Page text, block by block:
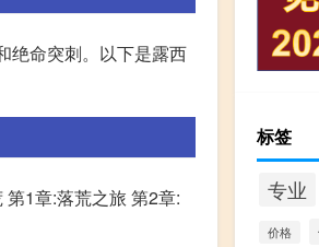
绝命突刺。以下是露西
1章:落荒之旅 第2章:
标签
专业
价格